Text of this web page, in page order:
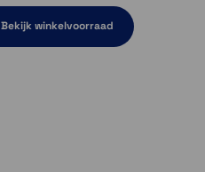
Bekijk winkelvoorraad